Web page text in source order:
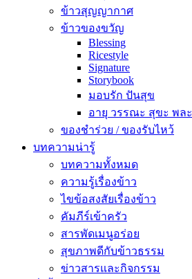
ข้าวสุญญากาศ
ข้าวของขวัญ
Blessing
Ricestyle
Signature
Storybook
มอบรัก ปันสุข
อายุ วรรณะ สุขะ พละ
ของชำร่วย / ของรับไหว้
บทความน่ารู้
บทความทั้งหมด
ความรู้เรื่องข้าว
ไขข้อสงสัยเรื่องข้าว
คัมภีร์เข้าครัว
สารพัดเมนูอร่อย
สุขภาพดีกับข้าวธรรม
ข่าวสารและกิจกรรม